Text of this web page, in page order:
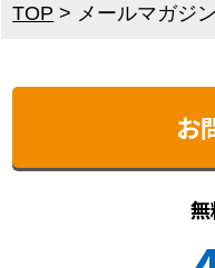
TOP > メールマガジ
お